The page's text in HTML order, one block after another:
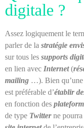
digitale ?
Assez logiquement le
parler de la stratégie
sur tous les supports
en lien avec Internet (
mailing …). Bien qu’une
est préférable d’établir
en fonction des
de type Twitter ne pourra